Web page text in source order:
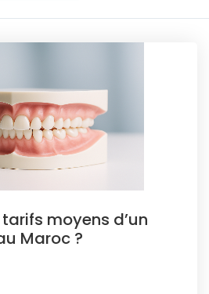
moyens d’un
Maroc ?